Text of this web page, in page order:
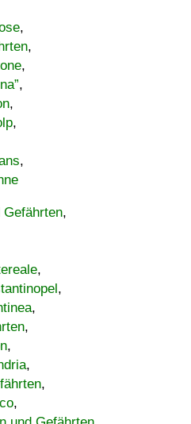
,
,
,
,
,
,
,
Gefährten,
,
,
,
,
,
,
,
,